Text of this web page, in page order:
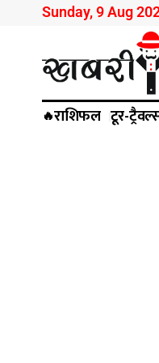
Sunday, 9 Aug
🔥राशिफल टूर-